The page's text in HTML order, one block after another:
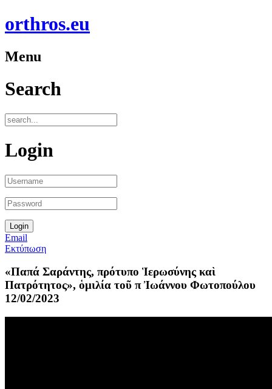
orthros.eu
Menu
Search
Login
Email
Εκτύπωση
«Παπά Σαράντης, πρότυπο Ἱερωσύνης καὶ
Πατρότητος», ὁμιλία τοῦ π Ἰωάννου Φωτοπούλου
12/02/2023